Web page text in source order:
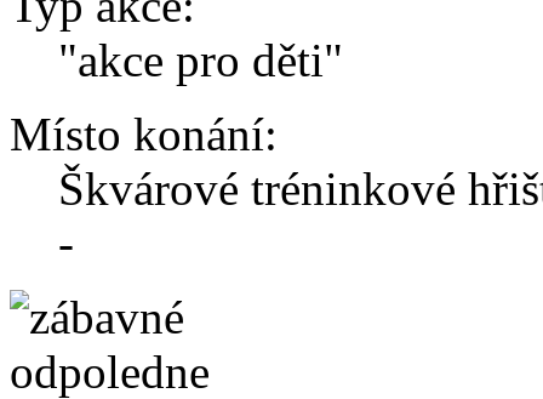
"akce pro děti"
Místo konání:
Škvárové tréninkové
-